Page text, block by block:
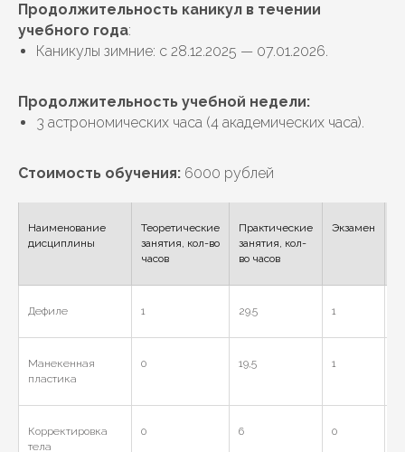
Продолжительность каникул в течении
учебного года:
Каникулы зимние: с 28.12.2025 — 07.01.2026.
Продолжительность учебной недели:
3 астрономических часа (4 академических часа).
Стоимость обучения: 6000 рублей
Наименование
дисциплины
Теоретические
занятия, кол-во
часов
Практические
занятия, кол-
во часов
Экзамен
Дефиле 1 29.5 1
Манекенная
пластика
0 19,5 1
Корректировка
тела
0 6 0